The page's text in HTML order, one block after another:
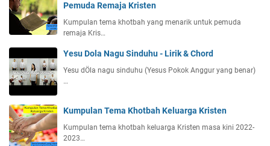
Pemuda Remaja Kristen
Kumpulan tema khotbah yang menarik untuk pemuda
remaja Kris…
Yesu Dola Nagu Sinduhu - Lirik & Chord
Yesu dÖla nagu sinduhu (Yesus Pokok Anggur yang benar)
…
Kumpulan Tema Khotbah Keluarga Kristen
Kumpulan tema khotbah keluarga Kristen masa kini 2022-
2023…